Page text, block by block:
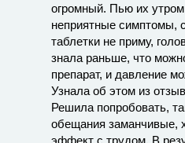
огромный. Пью их
неприятные симптомы,
таблетки не приму,
знала раньше, что
препарат, и давление
Узнала об этом из
Решила попробовать,
обещания заманчивые,
эффект с трудом. В